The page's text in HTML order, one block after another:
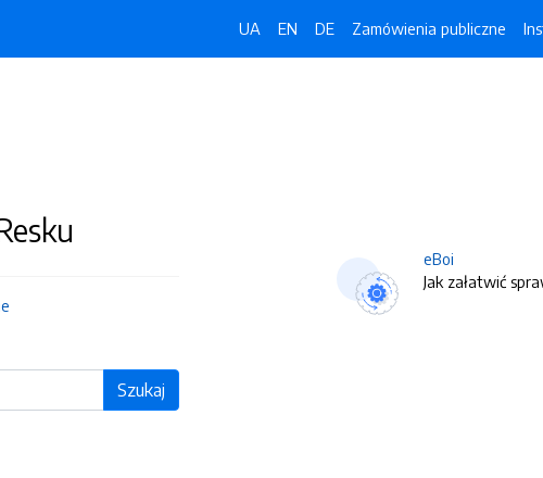
UA EN DE Zamówienia publiczne
Szukaj
eBoi
Jak załatwić